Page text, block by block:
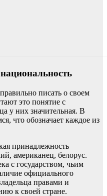
писать о своем
это понятие с
у них значительная. В
что обозначает каждое из
принадлежность
американец, белорус.
с государством, чьим
официального
правами и
к своей стране.